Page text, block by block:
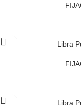
Libra
Libra